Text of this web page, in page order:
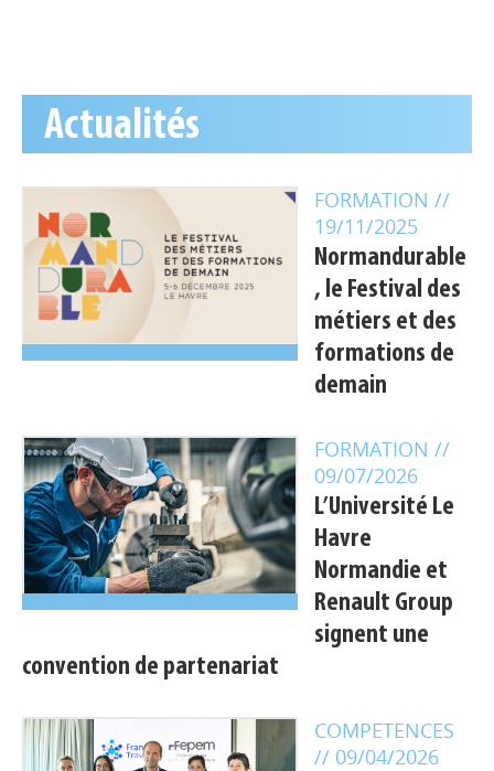
Actualités
FORMATION //
19/11/2025
Normandurable
, le Festival des
métiers et des
formations de
demain
FORMATION //
09/07/2026
L’Université Le
Havre
Normandie et
Renault Group
signent une
convention de partenariat
COMPETENCES
// 09/04/2026